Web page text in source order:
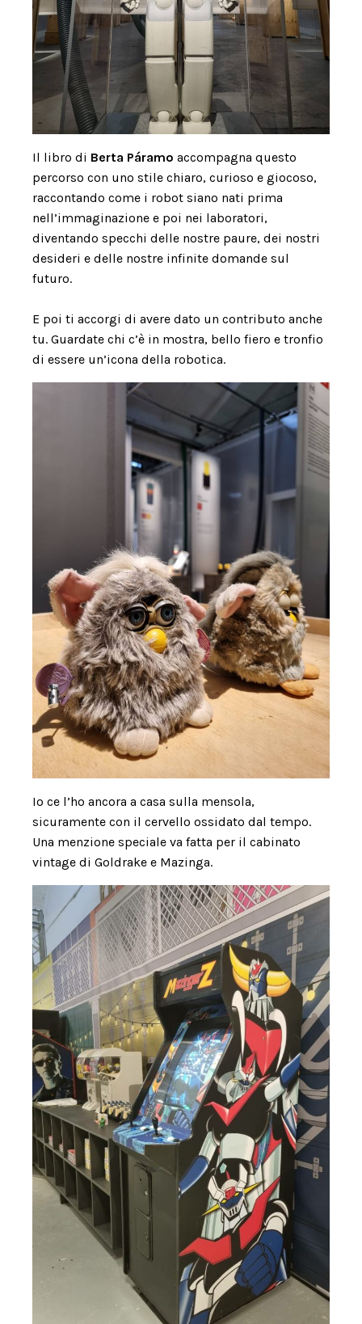
Il libro di Berta Páramo accompagna questo
percorso con uno stile chiaro, curioso e giocoso,
raccontando come i robot siano nati prima
nell’immaginazione e poi nei laboratori,
diventando specchi delle nostre paure, dei nostri
desideri e delle nostre infinite domande sul
futuro.
E poi ti accorgi di avere dato un contributo anche
tu. Guardate chi c’è in mostra, bello fiero e tronfio
di essere un’icona della robotica.
Io ce l’ho ancora a casa sulla mensola,
sicuramente con il cervello ossidato dal tempo.
Una menzione speciale va fatta per il cabinato
vintage di Goldrake e Mazinga.